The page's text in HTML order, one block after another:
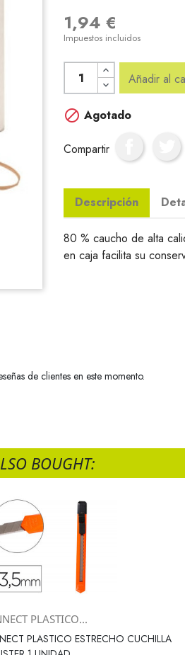
1,94 €
Impuestos incluidos
Añadir al
 Agotado
Compartir
Descripción
80 % caucho de alta
en caja facilita su
de clientes en este momento.
BOUGHT:
Vista rápida
PLASTICO...
PLASTICO ESTRECHO CUCHILLA